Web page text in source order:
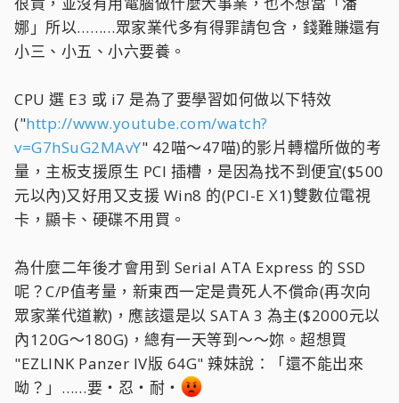
娜」所以………眾家業代多有得罪請包含，錢難賺還有
小三、小五、小六要養。
CPU 選 E3 或 i7 是為了要學習如何做以下特效
("http://www.youtube.com/watch?
v=G7hSuG2MAvY" 42喵～47喵)的影片轉檔所做的考
量，主板支援原生 PCI 插槽，是因為找不到便宜($500
元以內)又好用又支援 Win8 的(PCI-E X1)雙數位電視
卡，顯卡、硬碟不用買。
為什麼二年後才會用到 Serial ATA Express 的 SSD
呢？C/P值考量，新東西一定是貴死人不償命(再次向
眾家業代道歉)，應該還是以 SATA 3 為主($2000元以
內120G～180G)，總有一天等到～～妳。超想買
"EZLINK Panzer IV版 64G" 辣妹說：「還不能出來
呦？」……要‧忍‧耐‧